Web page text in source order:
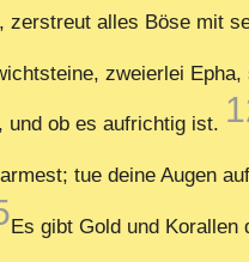
alles Böse mit
zweierlei
und ob es aufrichtig ist.
tue deine Augen
Es gibt Gold und Korallen